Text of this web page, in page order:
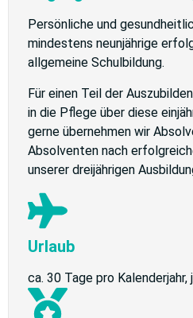
Persönliche und
mindestens neunjährige
allgemeine Schulbildung.
Für einen Teil der
in die Pflege über diese
gerne übernehmen wir
Absolventen nach
unserer dreijährigen
Urlaub
ca. 30 Tage pro